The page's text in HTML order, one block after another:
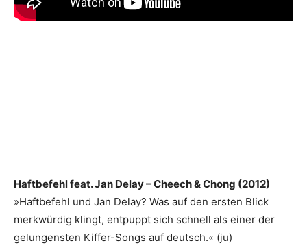
Haftbefehl feat. Jan Delay – Cheech & Chong (2012)
»Haftbefehl und Jan Delay? Was auf den ersten Blick
merkwürdig klingt, entpuppt sich schnell als einer der
gelungensten Kiffer-Songs auf deutsch.« (ju)